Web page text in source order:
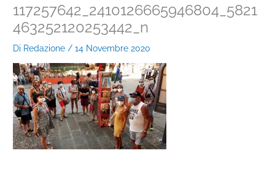
117257642_2410126665946804_5821
463252120253442_n
Di Redazione/14 Novembre 2020